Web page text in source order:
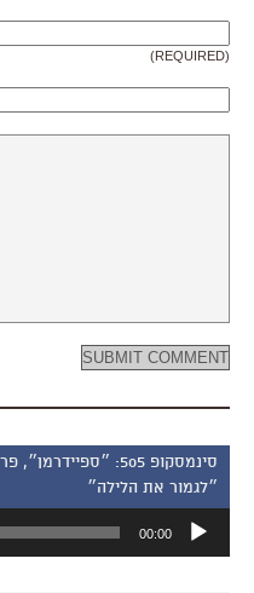
(REQUIRED)
סינמסקופ 505:
״לגמור את הלילה״
אודיו
00:00